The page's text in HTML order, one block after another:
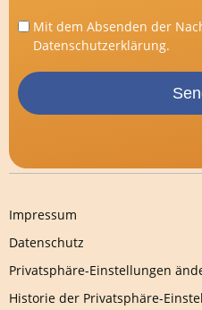
Mit dem Absenden der
Datenschutzerklärung.
Impressum
Datenschutz
Privatsphäre-Einstellungen
Historie der Privatsphäre-